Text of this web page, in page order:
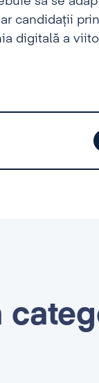
candidații
digitală a